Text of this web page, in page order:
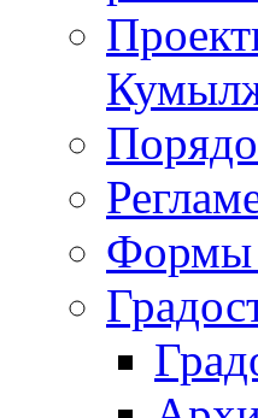
Формы